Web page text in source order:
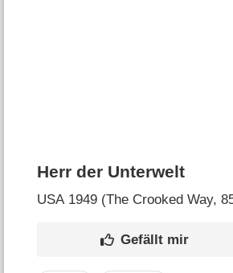
Herr der Unterwelt
USA1949 (The Crooked Way‎,